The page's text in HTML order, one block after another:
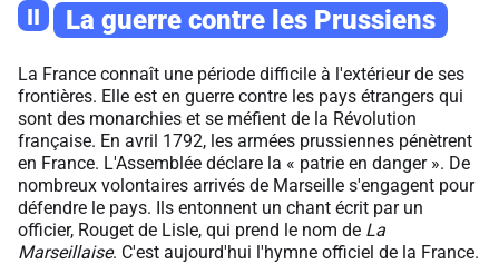
II La guerre contre les Prussiens
La France connaît une période difficile à l'extérieur de ses
frontières. Elle est en guerre contre les pays étrangers qui
sont des monarchies et se méfient de la Révolution
française. En avril 1792, les armées prussiennes pénètrent
en France. L'Assemblée déclare la « patrie en danger ». De
nombreux volontaires arrivés de Marseille s'engagent pour
défendre le pays. Ils entonnent un chant écrit par un
officier, Rouget de Lisle, qui prend le nom de La
Marseillaise. C'est aujourd'hui l'hymne officiel de la France.